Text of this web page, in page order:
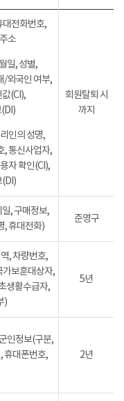
대전화번호,
소
일, 성별,
/외국인 여부,
(CI),
인의 성명,
, 통신사업자,
자 확인(CI),
(DI)
회원탈퇴 시
까지
, 구매정보,
, 휴대전화)
준영구
, 차량번호,
가보훈대상자,
생활수급자,
)
5년
인정보(구분,
휴대폰번호,
2년